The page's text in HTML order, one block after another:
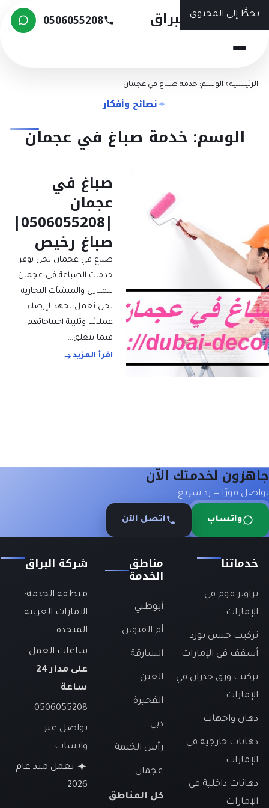
تخطَّ إلى المحتوى
شركة البراق 0506055208
الرئيسية › الوسم: خدمة صباغ في عجمان
نصائح وأفكار
الوسم: خدمة صباغ في عجمان
صباغ في
عجمان
|0506055208|
صباغ رخيص
صباغ في عجمان نحن نوفر
خدمات الصباغة في عجمان
للمنازل والمنشآت التجارية
نحن نعمل بجهد لإرضاء
عملائنا وتلبية احتياجاتهم
فيما يتعلق…
اقرأ المزيد
جاهزون لخدمتك الآن
تواصل فورًا — رد سريع.
واتساب اتصل الآن
خدماتنا
براويز فوم في
الإمارات
تركيب جبس بورد
أسقف في الإمارات
تركيب ورق جدران في
الإمارات
دهان واجهات
دهانات خارجية في
الإمارات
دهانات داخلية في
الإمارات
مناطق
الخدمة
أبوظبي
أم القيوين
الشارقة
العين
الفجيرة
دبي
رأس الخيمة
عجمان
كل المناطق
شركة البراق
منطقة الخدمة:
الامارات العربية
المتحدة
ساعات العمل:
على مدار 24
ساعة
0506055208
تواصل عبر
واتساب
نعمل منذ عام
2026